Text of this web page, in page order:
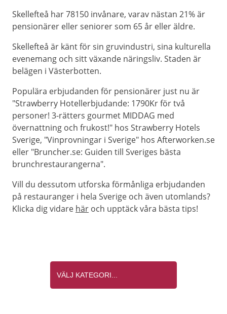
Skellefteå har 78150 invånare, varav nästan 21% är
pensionärer eller seniorer som 65 år eller äldre.
Skellefteå är känt för sin gruvindustri, sina kulturella
evenemang och sitt växande näringsliv. Staden är
belägen i Västerbotten.
Populära erbjudanden för pensionärer just nu är
"Strawberry Hotellerbjudande: 1790Kr för två
personer! 3-rätters gourmet MIDDAG med
övernattning och frukost!" hos Strawberry Hotels
Sverige, "Vinprovningar i Sverige" hos Afterworken.se
eller "Bruncher.se: Guiden till Sveriges bästa
brunchrestaurangerna".
Vill du dessutom utforska förmånliga erbjudanden
på restauranger i hela Sverige och även utomlands?
Klicka dig vidare här och upptäck våra bästa tips!